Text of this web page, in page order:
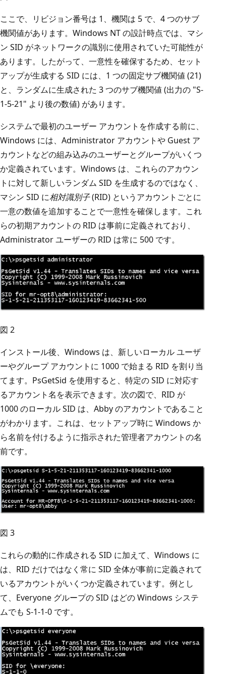
ここで、リビジョン番号は 1、機関は 5 で、4 つのサブ
機関値があります。Windows NT の設計時点では、マシ
ン SID がネットワークの識別に使用されていた可能性が
あります。したがって、一意性を確保するため、セット
アップが生成する SID には、1 つの固定サブ機関値 (21)
と、ランダムに生成された 3 つのサブ機関値 (出力の "S-
1-5-21" より後の数値) があります。
システムで最初のユーザー アカウントを作成する前に、
Windows には、Administrator アカウントや Guest ア
カウントなどの組み込みのユーザーとグループがいくつ
か定義されています。Windows は、これらのアカウン
トに対して新しいランダム SID を生成するのではなく、
マシン SID に相対識別子(RID) というアカウントごとに
一意の数値を追加することで一意性を確保します。これ
らの初期アカウントの RID は事前に定義されており、
Administrator ユーザーの RID は常に 500 です。
図 2
インストール後、Windows は、新しいローカル ユーザ
ーやグループ アカウントに 1000 で始まる RID を割り当
てます。PsGetSid を使用すると、特定の SID に対応す
るアカウント名を表示できます。次の図で、RID が
1000 のローカル SID は、Abby のアカウントであること
がわかります。これは、セットアップ時に Windows か
ら名前を付けるように指示された管理者アカウントの名
前です。
図 3
これらの動的に作成される SID に加えて、Windows に
は、RID だけではなく常に SID 全体が事前に定義されて
いるアカウントがいくつか定義されています。例とし
て、Everyone グループの SID はどの Windows システ
ムでも S-1-1-0 です。